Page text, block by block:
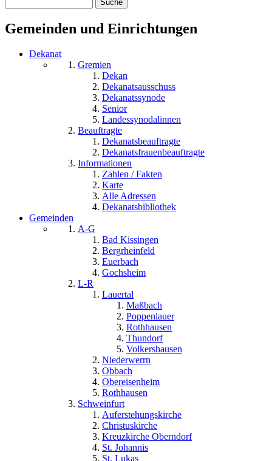
Gemeinden und Einrichtungen
Dekanat
Gremien
Dekan
Dekanatsausschuss
Dekanatssynode
Senior
Landessynodalinnen
Beauftragte
Dekanatsbeauftragte
Dekanatsfrauenbeauftragte
Informationen
Zahlen / Fakten
Karte
Alle Adressen
Dekanatsbibliothek
Gemeinden
A-G
Bad Kissingen
Bergrheinfeld
Euerbach
Gochsheim
L-R
Lauertal
Maßbach
Poppenlauer
Rothhausen
Thundorf
Volkershausen
Niederwerrn
Obbach
Obereisenheim
Rothhausen
Schweinfurt
Auferstehungskirche
Christuskirche
Kreuzkirche Oberndorf
St. Johannis
St. Lukas